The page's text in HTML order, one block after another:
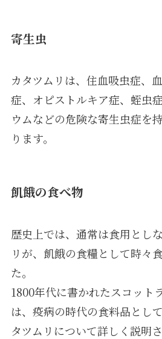
寄生虫
カタツムリは、住血吸虫症、
症、オピストルキア症、蛭虫
ウムなどの危険な寄生虫症を
ります。
飢餓の食べ物
歴史上では、通常は食用とし
リが、飢餓の食糧として時々
た。
1800年代に書かれたスコット
は、疫病の時代の食料品とし
タツムリについて詳しく説明